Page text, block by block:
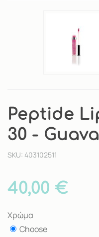
Peptide
30 - Guava
SKU: 403102511
40,00 €
Χρώμα
Choose